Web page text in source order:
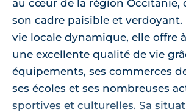
au cœur de la région Occitanie,
son cadre paisible et
vie locale dynamique, elle offre
une excellente qualité de vie
équipements, ses commerces
ses écoles et ses nombreuses
sportives et culturelles. Sa